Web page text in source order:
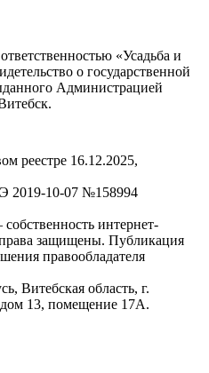
«Усадьба и
о государственной
Администрацией
реестре 16.12.2025,
2019-10-07 №158994
интернет-
защищены. Публикация
правообладателя
Витебская область, г.
13, помещение 17А.